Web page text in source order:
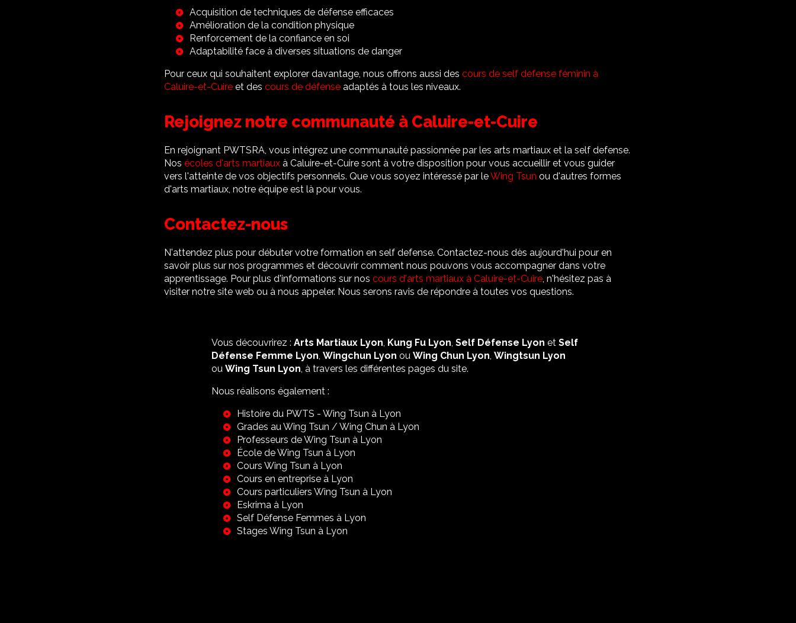
Acquisition de techniques de défense efficaces
Amélioration de la condition physique
Renforcement de la confiance en soi
Adaptabilité face à diverses situations de danger
Pour ceux qui souhaitent explorer davantage, nous offrons aussi des cours de self defense féminin à
Caluire-et-Cuire et des cours de défense adaptés à tous les niveaux.
Rejoignez notre communauté à Caluire-et-Cuire
En rejoignant PWTSRA, vous intégrez une communauté passionnée par les arts martiaux et la self defense.
Nos écoles d'arts martiaux à Caluire-et-Cuire sont à votre disposition pour vous accueillir et vous guider
vers l'atteinte de vos objectifs personnels. Que vous soyez intéressé par leWing Tsun ou d'autres formes
d'arts martiaux, notre équipe est là pour vous.
Contactez-nous
N'attendez plus pour débuter votre formation en self defense. Contactez-nous dès aujourd'hui pour en
savoir plus sur nos programmes et découvrir comment nous pouvons vous accompagner dans votre
apprentissage. Pour plus d'informations sur nos cours d'arts martiaux à Caluire-et-Cuire, n'hésitez pas à
visiter notre site web ou à nous appeler. Nous serons ravis de répondre à toutes vos questions.
Vous découvrirez : Arts Martiaux Lyon, Kung Fu Lyon, Self Défense Lyon et Self
Défense Femme Lyon, Wingchun Lyon ou Wing Chun Lyon, Wingtsun Lyon
ou Wing Tsun Lyon, à travers les différentes pages du site.
Nous réalisons également :
Histoire du PWTS - Wing Tsun à Lyon
Grades au Wing Tsun / Wing Chun à Lyon
Professeurs de Wing Tsun à Lyon
École de Wing Tsun à Lyon
Cours Wing Tsun à Lyon
Cours en entreprise à Lyon
Cours particuliers Wing Tsun à Lyon
Eskrima à Lyon
Self Défense Femmes à Lyon
Stages Wing Tsun à Lyon